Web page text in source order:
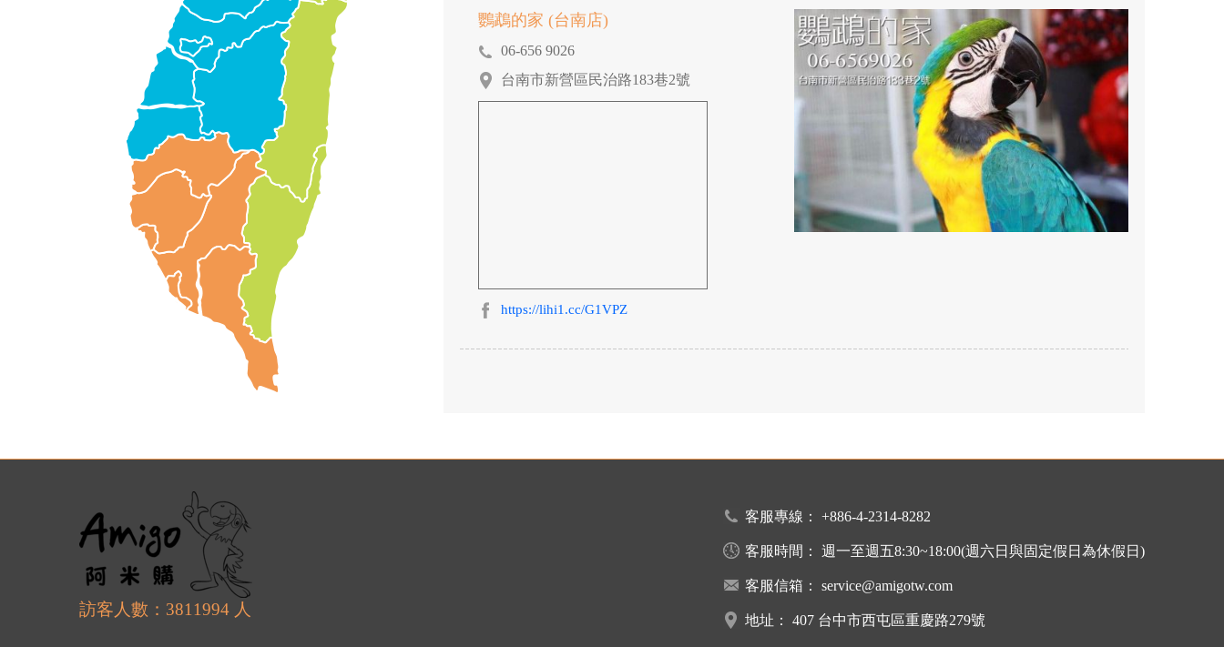
鸚鵡的家 (台南店)
06-656 9026
台南市新營區民治路183巷2號
https://lihi1.cc/G1VPZ
訪客人數：3811994 人
客服專線： +886-4-2314-8282
客服時間： 週一至週五8:30~18:00(週六日與固定假日為休假日)
客服信箱： service@amigotw.com
地址： 407 台中市西屯區重慶路279號